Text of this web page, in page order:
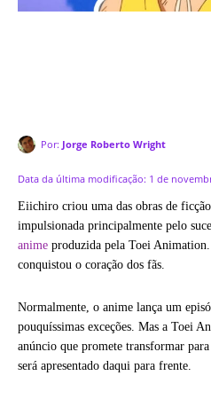
Por: Jorge Roberto Wright
Data da última modificação: 1 de
Eiichiro criou uma das obras de
impulsionada principalmente pelo
anime produzida pela Toei
conquistou o coração dos fãs.
Normalmente, o anime lança um
pouquíssimas exceções. Mas a Toei
anúncio que promete transformar
será apresentado daqui para frente.